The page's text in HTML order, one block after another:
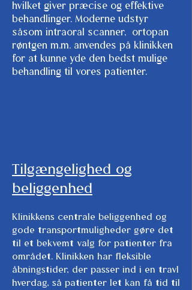
hvilket giver præcise og effektive
behandlinger. Moderne udstyr
såsom intraoral scanner, ortopan
røntgen m.m. anvendes på klinikken
for at kunne yde den bedst mulige
behandling til vores patienter.
Tilgængelighed og
beliggenhed
Klinikkens centrale beliggenhed og
gode transportmuligheder gøre det
til et bekvemt valg for patienter fra
området. Klinikken har fleksible
åbningstider, der passer ind i en travl
hverdag, så patienter let kan få tid til